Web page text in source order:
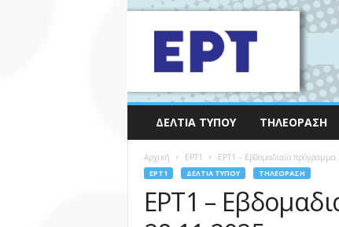
ΔΕΛΤΊΑ ΤΎΠΟΥ ΤΗΛΕΌΡΑΣΗ
Αρχική EΡΤ1 ΕΡΤ1 – Εβδομαδιαίο
EΡΤ1 ΔΕΛΤΊΑ ΤΎΠΟΥ ΤΗΛΕΌΡΑΣΗ
ΕΡΤ1 –